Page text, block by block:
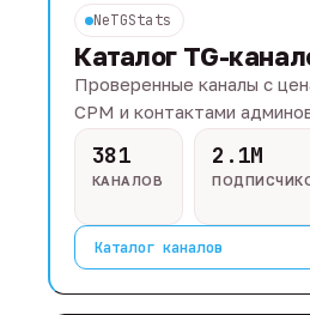
NeTGStats
Каталог TG-
Проверенные каналы с
CPM и контактами
381
КАНАЛОВ
2.1M
Каталог каналов